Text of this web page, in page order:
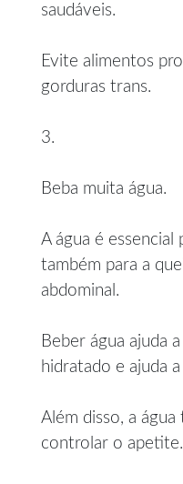
saudáveis.
Evite alimentos
gorduras trans.
3.
Beba muita água.
A água é essencial
também para a
abdominal.
Beber água ajuda
hidratado e ajuda
Além disso, a água
controlar o apetite.